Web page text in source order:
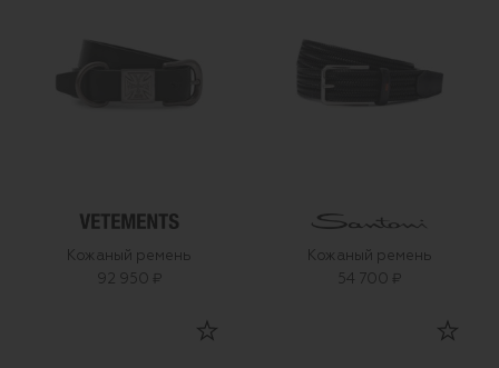
Кожаный ремень
92 950 ₽
Кожаный ремень
54 700 ₽